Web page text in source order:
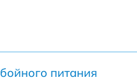
питания